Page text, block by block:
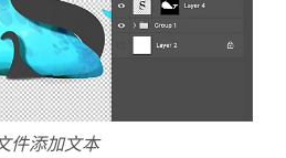
件添加文本